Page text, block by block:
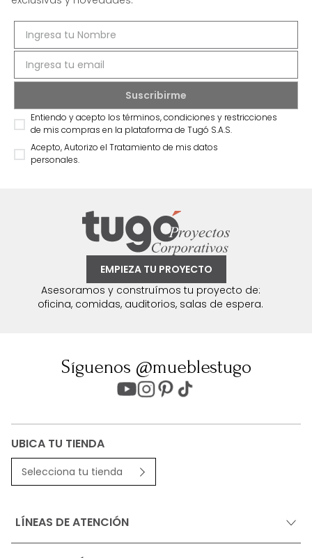
Entiendo y acepto los términos, condiciones y restricciones
de mis compras en la plataforma de Tugó S.A.S.
Acepto, Autorizo el Tratamiento de mis datos
personales.
EMPIEZA TU PROYECTO
Asesoramos y construímos tu proyecto de:
oficina, comidas, auditorios, salas de espera.
Síguenos @mueblestugo
UBICA TU TIENDA
Selecciona tu tienda
LÍNEAS DE ATENCIÓN